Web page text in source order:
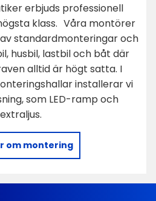
erbjuds professionell
klass. Våra montörer
standardmonteringar och
husbil, lastbil och båt där
alltid är högt satta. I
installerar vi
som LED-ramp och
extraljus.
om montering